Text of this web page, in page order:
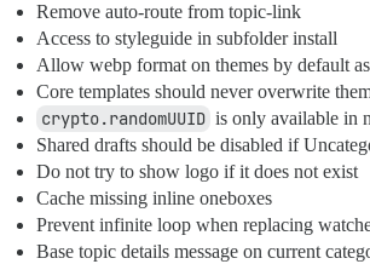
Remove auto-route from topic-link
Access to styleguide in subfolder install
Allow webp format on themes by default
Core templates should never overwrite
crypto.randomUUID is only available in
Shared drafts should be disabled if
Do not try to show logo if it does not exist
Cache missing inline oneboxes
Prevent infinite loop when replacing
Base topic details message on current